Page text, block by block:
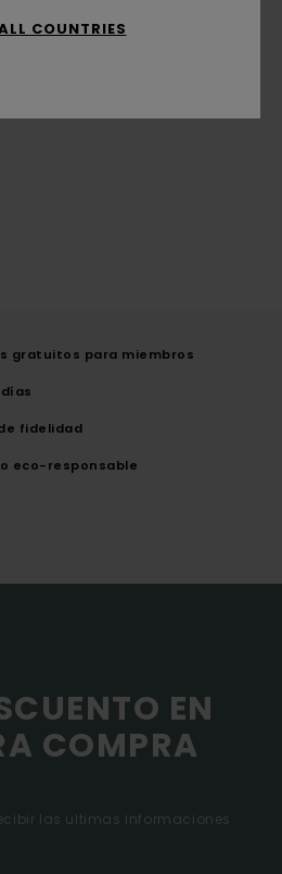
vistos
gratuitos para miembros
fidelidad
eco-responsable
EN
COMPRA
las ultimas informaciones
COUNTRIES